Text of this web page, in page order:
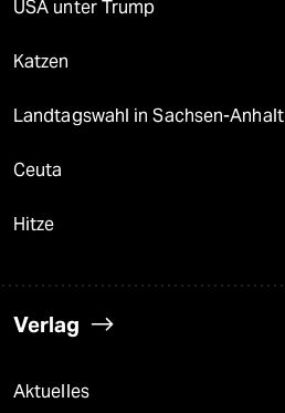
USA unter Trump
Katzen
Landtagswahl in Sachsen-Anhalt
Ceuta
Hitze
Verlag
Aktuelles